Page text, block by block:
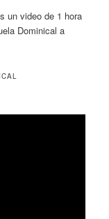
un video de 1 hora
Dominical a